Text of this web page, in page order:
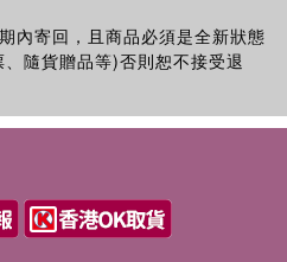
cultural experiences of the
the Mandates.
with a guide to both the
and their complex
of imperial and
resource for all
Eastern and world
內寄回，且商品必須是全新狀態
隨貨贈品等)否則恕不接受退